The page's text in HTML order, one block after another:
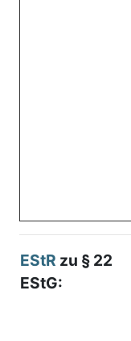
EStR zu § 22
EStG: